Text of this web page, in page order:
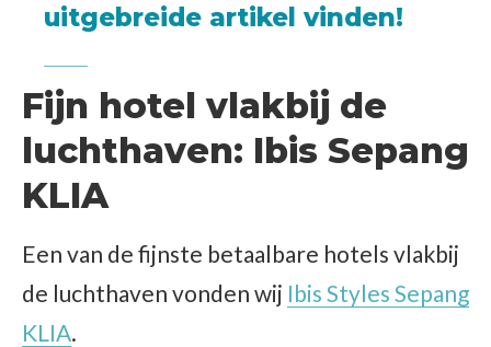
uitgebreide artikel vinden!
Fijn hotel vlakbij de
luchthaven: Ibis Sepang
KLIA
Een van de fijnste betaalbare hotels vlakbij
de luchthaven vonden wij Ibis Styles Sepang
KLIA.